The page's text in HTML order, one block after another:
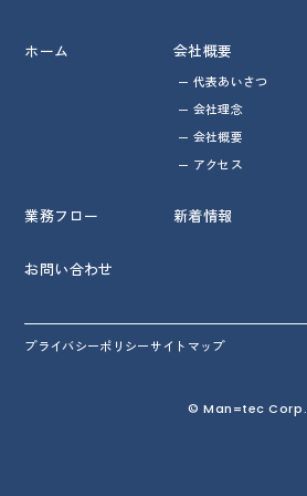
ホーム 会社概要
代表あいさつ
会社理念
会社概要
アクセス
業務フロー 新着情報
お問い合わせ
プライバシーポリシーサイトマップ
© Man=tec Corp.